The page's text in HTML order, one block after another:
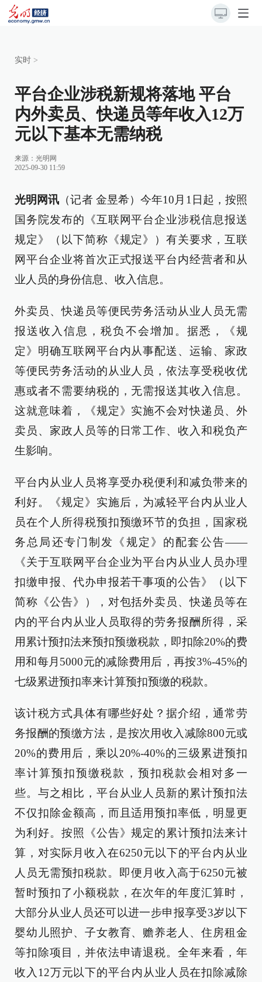
实时 >
平台企业涉税新规将落地 平台
内外卖员、快递员等​年收入12万
元以下基本无需纳税
来源： 光明网
2025-09-30 11:59
光明网讯 （记者 金昱希）今年10月1日起，按照
国务院发布的《互联网平台企业涉税信息报送
规定》（以下简称《规定》）有关要求，互联
网平台企业将首次正式报送平台内经营者和从
业人员的身份信息、收入信息。
外卖员、快递员等便民劳务活动从业人员无需
报送收入信息，税负不会增加。据悉，《规
定》明确互联网平台内从事配送、运输、家政
等便民劳务活动的从业人员，依法享受税收优
惠或者不需要纳税的，无需报送其收入信息。
这就意味着，《规定》实施不会对快递员、外
卖员、家政人员等的日常工作、收入和税负产
生影响。
平台内从业人员将享受办税便利和减负带来的
利好。《规定》实施后，为减轻平台内从业人
员在个人所得税预扣预缴环节的负担，国家税
务总局还专门制发《规定》的配套公告——
《关于互联网平台企业为平台内从业人员办理
扣缴申报、代办申报若干事项的公告》（以下
简称《公告》），对包括外卖员、快递员等在
内的平台内从业人员取得的劳务报酬所得，采
用累计预扣法来预扣预缴税款，即扣除20%的费
用和每月5000元的减除费用后，再按3%-45%的
七级累进预扣率来计算预扣预缴的税款。
该计税方式具体有哪些好处？据介绍，通常劳
务报酬的预缴方法，是按次用收入减除800元或
20%的费用后，乘以20%-40%的三级累进预扣
率计算预扣预缴税款，预扣税款会相对多一
些。与之相比，平台从业人员新的累计预扣法
不仅扣除金额高，而且适用预扣率低，明显更
为利好。按照《公告》规定的累计预扣法来计
算，对实际月收入在6250元以下的平台内从业
人员无需预扣税款。即便月收入高于6250元被
暂时预扣了小额税款，在次年的年度汇算时，
大部分从业人员还可以进一步申报享受3岁以下
婴幼儿照护、子女教育、赡养老人、住房租金
等扣除项目，并依法申请退税。全年来看，年
收入12万元以下的平台内从业人员在扣除减除